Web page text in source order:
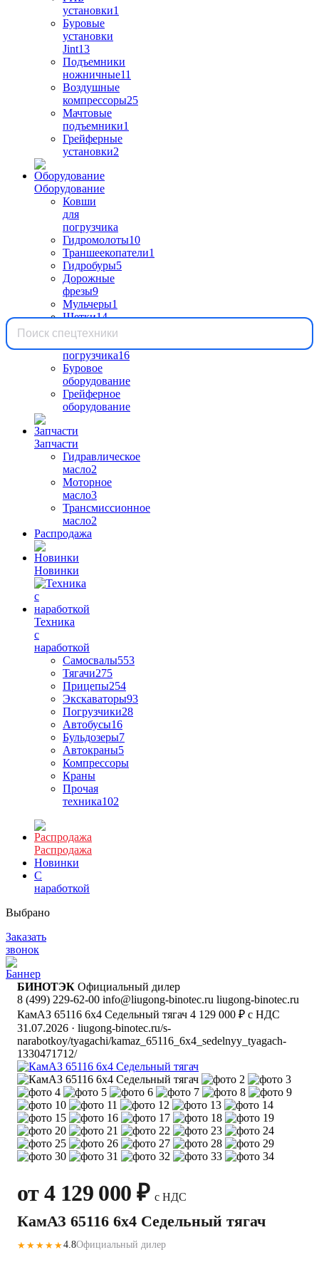
установки1
Буровые
установки
Jint13
Подъемники
ножничные11
Воздушные
компрессоры25
Мачтовые
подъемники1
Грейферные
установки2
Оборудование
Ковши
для
погрузчика
Гидромолоты10
Траншеекопатели1
Гидробуры5
Дорожные
фрезы9
Мульчеры1
Щетки14
Вилы
для
погрузчика16
Буровое
оборудование
Грейферное
оборудование
Запчасти
Гидравлическое
масло2
Моторное
масло3
Трансмиссионное
масло2
Распродажа
Новинки
Техника
с
наработкой
Самосвалы553
Тягачи275
Прицепы254
Экскаваторы93
Погрузчики28
Автобусы16
Бульдозеры7
Автокраны5
Компрессоры
Краны
Прочая
техника102
Распродажа
Новинки
С
наработкой
Выбрано
Заказать
звонок
БИНОТЭК Официальный дилер
8 (499) 229-62-00 info@liugong-binotec.ru liugong-binotec.ru
КамАЗ 65116 6x4 Седельный тягач 4 129 000 ₽ с НДС
31.07.2026 · liugong-binotec.ru/s-
narabotkoy/tyagachi/kamaz_65116_6x4_sedelnyy_tyagach-
1330471712/
от 4 129 000 ₽с НДС
КамАЗ 65116 6x4 Седельный тягач
★★★★★4.8Официальный дилер